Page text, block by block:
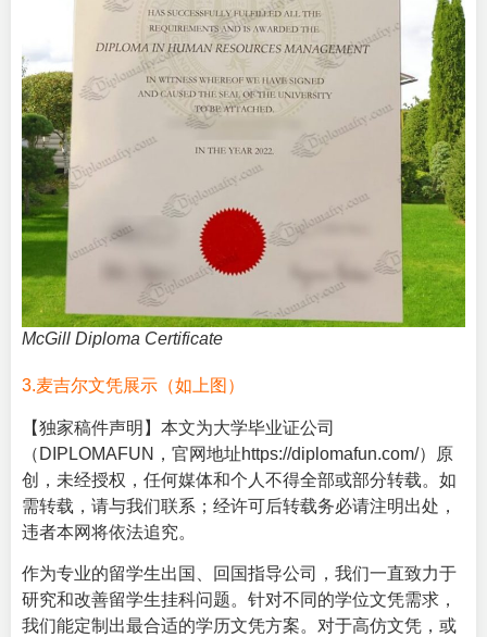
McGill Diploma Certificate
3.麦吉尔文凭展示（如上图）
【独家稿件声明】本文为大学毕业证公司
（DIPLOMAFUN，官网地址https://diplomafun.com/）原
创，未经授权，任何媒体和个人不得全部或部分转载。如
需转载，请与我们联系；经许可后转载务必请注明出处，
违者本网将依法追究。
作为专业的留学生出国、回国指导公司，我们一直致力于
研究和改善留学生挂科问题。针对不同的学位文凭需求，
我们能定制出最合适的学历文凭方案。对于高仿文凭，或